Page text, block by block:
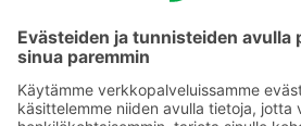
Yhteishyvä Ruoka -sovellus
S-ostoslista -sovellus
Prisma.fi
Sokos.fi